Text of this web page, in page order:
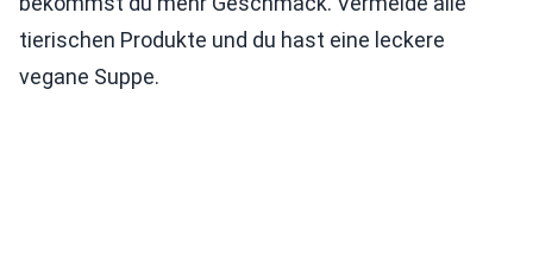
tierischen Produkte und du hast eine leckere
vegane Suppe.